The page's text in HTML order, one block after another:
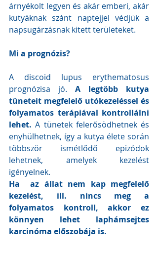
árnyékolt legyen és akár emberi, akár
kutyáknak szánt naptejjel védjük a
napsugárzásnak kitett területeket.
Mi a prognózis?
A discoid lupus erythematosus
prognózisa jó. A legtöbb kutya
tüneteit megfelelő utókezeléssel és
folyamatos terápiával kontrollálni
lehet. A tünetek felerősödhetnek és
enyhülhetnek, így a kutya élete során
többször ismétlődő epizódok
lehetnek, amelyek kezelést
igényelnek.
Ha  az állat nem kap megfelelő
kezelést, ill. nincs meg a
folyamatos kontroll, akkor ez
könnyen lehet laphámsejtes
karcinóma előszobája is.